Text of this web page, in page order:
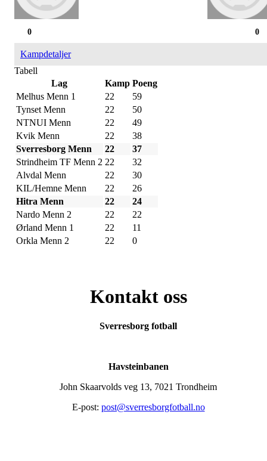
0
0
Kampdetaljer
Tabell
Lag
Kamp Poeng
Melhus Menn 1
22
59
Tynset Menn
22
50
NTNUI Menn
22
49
Kvik Menn
22
38
Sverresborg Menn
22
37
Strindheim TF Menn 2 22
32
Alvdal Menn
22
30
KIL/Hemne Menn
22
26
Hitra Menn
22
24
Nardo Menn 2
22
22
Ørland Menn 1
22
11
Orkla Menn 2
22 0
Kontakt oss
Sverresborg fotball
Havsteinbanen
John Skaarvolds veg 13, 7021 Trondheim
E-post: post@sverresborgfotball.no